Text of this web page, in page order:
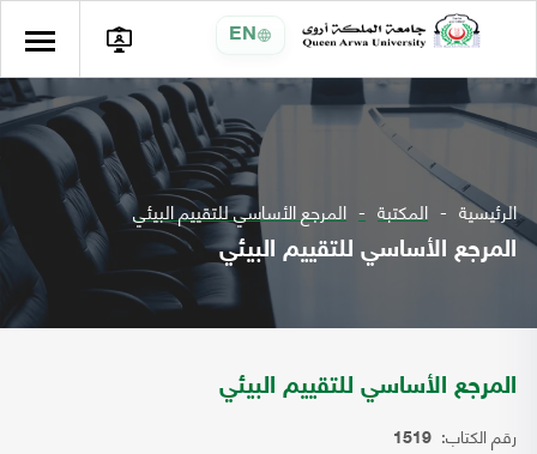
EN
الرئيسية المكتبة المرجع الأساسي للتقييم البيئي
المرجع الأساسي للتقييم البيئي
المرجع الأساسي للتقييم البيئي
رقم الكتاب: 1519